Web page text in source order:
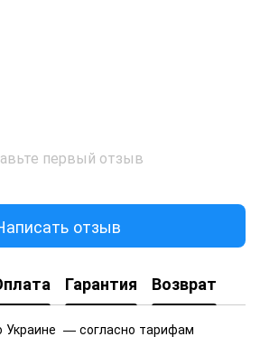
первый отзыв
отзыв
Гарантия Возврат
Украине — согласно тарифам